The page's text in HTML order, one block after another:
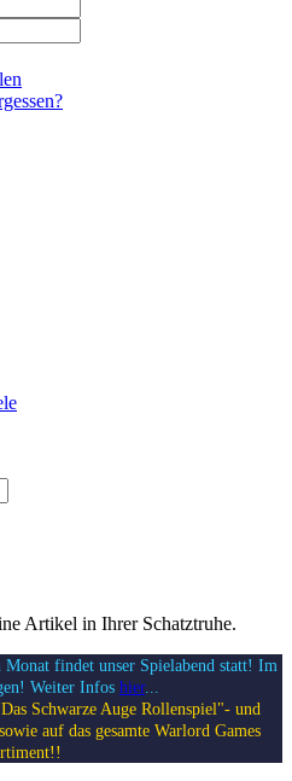
Artikel in Ihrer Schatztruhe.
findet unser Spielabend statt! Im
Weiter Infos hier...
Schwarze Auge Rollenspiel"- und
auf das gesamte Warlord Games